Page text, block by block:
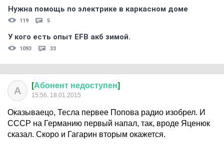
Нужна помощь по электрике в каркасном доме
119 5
У кого есть опыт EFB акб зимой.
1093 33
А [Абонент недоступен]
15:56, 18.01.2015
Оказываецо, Тесла первее Попова радио изобрел. И
СССР на Германию первый напал, так, вроде Яценюк
сказал. Скоро и Гагарин вторым окажется.